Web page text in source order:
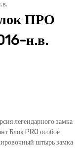
ПРО
н.в.
легендарного замка
Блок PRO особое
штырь замка